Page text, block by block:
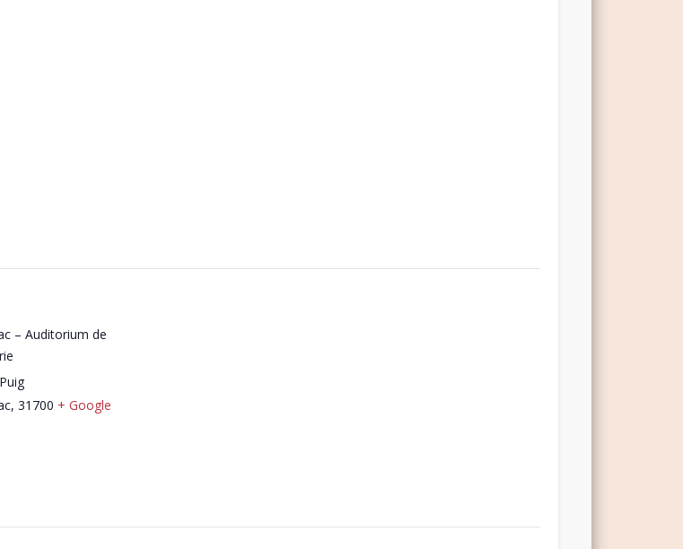
– Auditorium de
, 31700 + Google